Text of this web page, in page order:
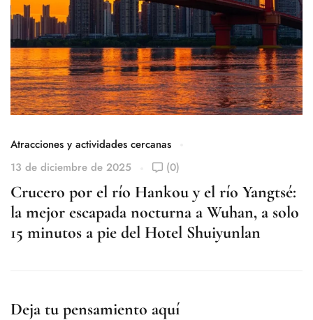
Atracciones y actividades cercanas
13 de diciembre de 2025
(0)
Crucero por el río Hankou y el río Yangtsé:
la mejor escapada nocturna a Wuhan, a solo
15 minutos a pie del Hotel Shuiyunlan
Deja tu pensamiento aquí